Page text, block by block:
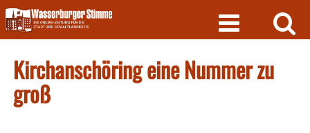
Skip
to
content
Kirchanschöring eine Nummer zu
groß